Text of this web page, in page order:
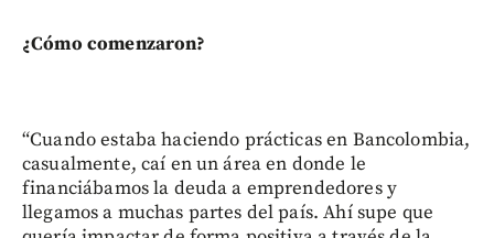
¿Cómo comenzaron?
“Cuando estaba haciendo prácticas en Bancolombia,
casualmente, caí en un área en donde le
financiábamos la deuda a emprendedores y
llegamos a muchas partes del país. Ahí supe que